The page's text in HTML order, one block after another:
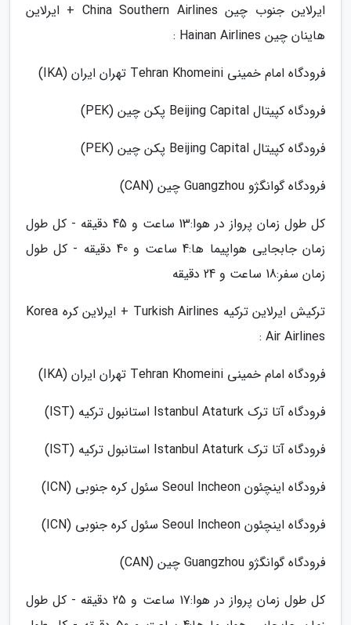
ایرلاین جنوب چین China Southern Airlines + ایرلاین
هاینان چین Hainan Airlines :
فرودگاه امام خمینی Tehran Khomeini تهران ایران (IKA)
فرودگاه کپیتال Beijing Capital پکن چین (PEK)
فرودگاه کپیتال Beijing Capital پکن چین (PEK)
فرودگاه گوانگژو Guangzhou چین (CAN)
کل طول زمان پرواز در هوا:13 ساعت و 45 دقیقه - کل طول
زمان جابجایی هواپیما ها:4 ساعت و 40 دقیقه - کل طول
زمان سفر:18 ساعت و 24 دقیقه
ترکیش ایرلاین ترکیه Turkish Airlines + ایرلاین کره Korea
Air Airlines :
فرودگاه امام خمینی Tehran Khomeini تهران ایران (IKA)
فرودگاه آتا ترک Istanbul Ataturk استانبول ترکیه (IST)
فرودگاه آتا ترک Istanbul Ataturk استانبول ترکیه (IST)
فرودگاه اینچئون Seoul Incheon سئول کره جنوبی (ICN)
فرودگاه اینچئون Seoul Incheon سئول کره جنوبی (ICN)
فرودگاه گوانگژو Guangzhou چین (CAN)
کل طول زمان پرواز در هوا:17 ساعت و 25 دقیقه - کل طول